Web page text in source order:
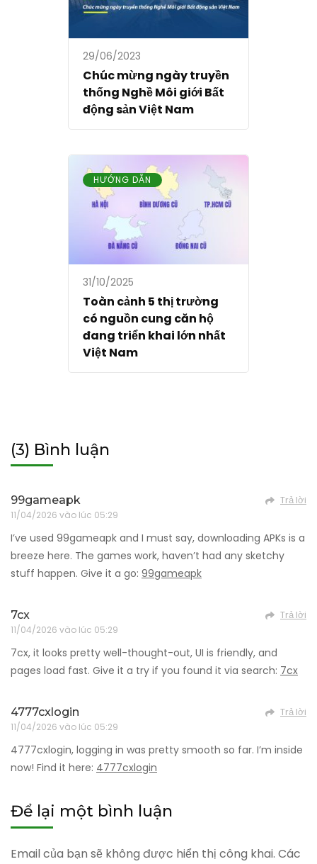
29/06/2023
Chúc mừng ngày truyền
thống Nghề Môi giới Bất
động sản Việt Nam
HƯỚNG DẪN
31/10/2025
Toàn cảnh 5 thị trường
có nguồn cung căn hộ
đang triển khai lớn nhất
Việt Nam
(3) Bình luận
99gameapk
11/04/2026 vào lúc 05:29
Trả lời
I’ve used 99gameapk and I must say, downloading APKs is a
breeze here. The games work, haven’t had any sketchy
stuff happen. Give it a go: 99gameapk
7cx
11/04/2026 vào lúc 05:29
Trả lời
7cx, it looks pretty well-thought-out, UI is friendly, and
pages load fast. Give it a try if you found it via search: 7cx
4777cxlogin
11/04/2026 vào lúc 05:29
Trả lời
4777cxlogin, logging in was pretty smooth so far. I’m inside
now! Find it here: 4777cxlogin
Để lại một bình luận
Email của bạn sẽ không được hiển thị công khai. Các